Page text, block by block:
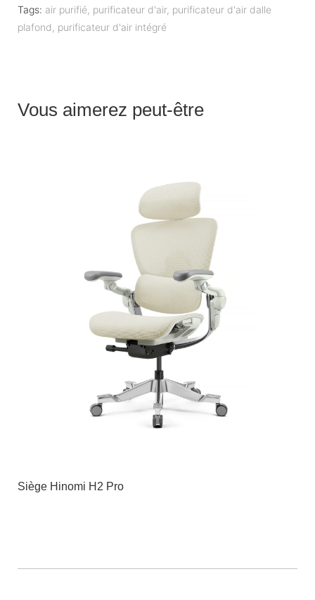
Tags: air purifié, purificateur d'air, purificateur d'air dalle
plafond , purificateur d'air intégré
Vous aimerez peut-être
Siège Hinomi H2 Pro